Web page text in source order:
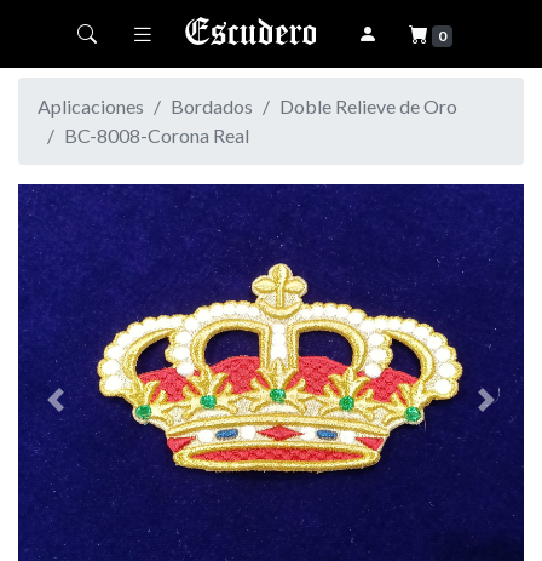
Toggle navigation 0
Aplicaciones Bordados
Doble Relieve de Oro
BC-8008-Corona Real
Previous Next